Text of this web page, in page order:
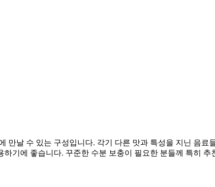
만날 수 있는 구성입니다. 각기 다른 맛과 특성을 지닌 음
기에 좋습니다. 꾸준한 수분 보충이 필요한 분들께 특히